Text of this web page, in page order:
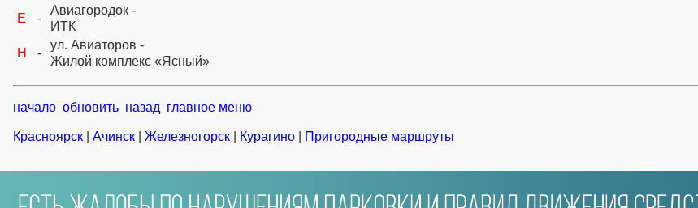
E
-
Авиагородок -
ИТК
H
-
ул. Авиаторов -
Жилой комплекс «Ясный»
начало обновить назад главное меню
Красноярск Ачинск Железногорск Курагино Пригородные маршруты